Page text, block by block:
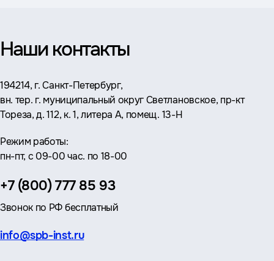
Наши контакты
Адрес:
194214, г. Санкт-Петербург,
вн. тер. г. муниципальный округ Светлановское, пр-кт
Тореза, д. 112, к. 1, литера А, помещ. 13-Н
Режим работы:
пн-пт, с 09-00 час. по 18-00
Телефон:
+7 (800) 777 85 93
Звонок по РФ бесплатный
Эл.
info@spb-inst.ru